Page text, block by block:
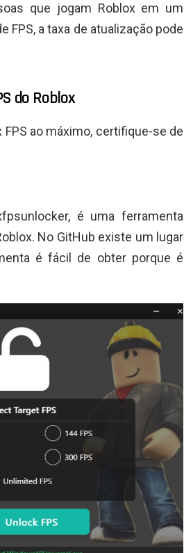
que jogam Roblox em um
a taxa de atualização pode
do Roblox
ao máximo, certifique-se de
é uma ferramenta
No GitHub existe um lugar
é fácil de obter porque é